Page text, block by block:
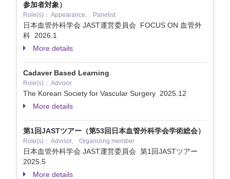
参加者対象）
Role(s)： Appearance, Panelist
日本血管外科学会 JAST運営委員会 FOCUS ON 血管外
科 2026.1
More details
Cadaver Based Learning
Role(s)： Advisor
The Korean Society for Vascular Surgery 2025.12
More details
第1回JASTツアー（第53回日本血管外科学会学術総会）
Role(s)： Advisor, Organizing member
日本血管外科学会 JAST運営委員会 第1回JASTツアー
2025.5
More details